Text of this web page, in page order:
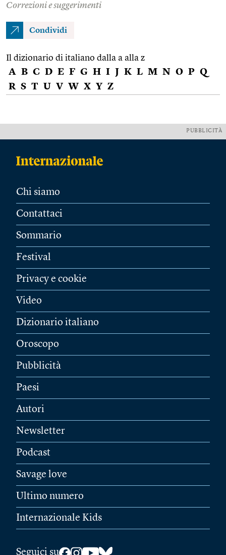
Correzioni e suggerimenti
Condividi
Il dizionario di italiano dalla a alla z
A B C D E F G H I J K L M N O P Q
R S T U V W X Y Z
PUBBLICITÀ
Chi siamo
Contattaci
Sommario
Festival
Privacy e cookie
Video
Dizionario italiano
Oroscopo
Pubblicità
Paesi
Autori
Newsletter
Podcast
Savage love
Ultimo numero
Internazionale Kids
Seguici su